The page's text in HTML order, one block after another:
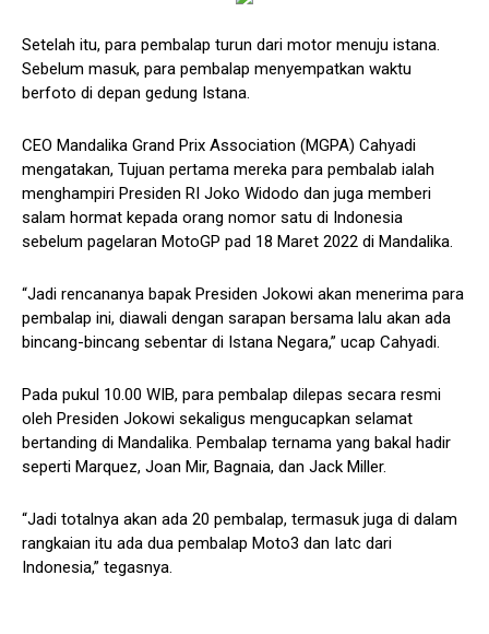
Setelah itu, para pembalap turun dari motor menuju istana.
Sebelum masuk, para pembalap menyempatkan waktu
berfoto di depan gedung Istana.
CEO Mandalika Grand Prix Association (MGPA) Cahyadi
mengatakan, Tujuan pertama mereka para pembalab ialah
menghampiri Presiden RI Joko Widodo dan juga memberi
salam hormat kepada orang nomor satu di Indonesia
sebelum pagelaran MotoGP pad 18 Maret 2022 di Mandalika.
“Jadi rencananya bapak Presiden Jokowi akan menerima para
pembalap ini, diawali dengan sarapan bersama lalu akan ada
bincang-bincang sebentar di Istana Negara,” ucap Cahyadi.
Pada pukul 10.00 WIB, para pembalap dilepas secara resmi
oleh Presiden Jokowi sekaligus mengucapkan selamat
bertanding di Mandalika. Pembalap ternama yang bakal hadir
seperti Marquez, Joan Mir, Bagnaia, dan Jack Miller.
“Jadi totalnya akan ada 20 pembalap, termasuk juga di dalam
rangkaian itu ada dua pembalap Moto3 dan Iatc dari
Indonesia,” tegasnya.